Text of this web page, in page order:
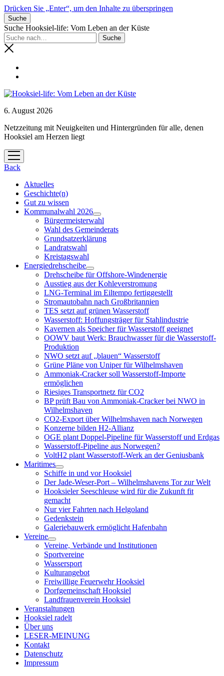
Drücken Sie „Enter“, um den Inhalte zu überspringen
Suche
Suche Hooksiel-life: Vom Leben an der Küste
6. August 2026
Netzzeitung mit Neuigkeiten und Hintergründen für alle, denen
Hooksiel am Herzen liegt
Menü
öffnen
Back
Aktuelles
Geschichte(n)
Gut zu wissen
Kommunalwahl 2026
Menü
öffnen
Bürgermeisterwahl
Wahl des Gemeinderats
Grundsatzerklärung
Landratswahl
Kreistagswahl
Energiedrehscheibe
Menü
öffnen
Drehscheibe für Offshore-Windenergie
Ausstieg aus der Kohleverstromung
LNG-Terminal im Eiltempo fertiggestellt
Stromautobahn nach Großbritannien
TES setzt auf grünen Wasserstoff
Wasserstoff: Hoffungsträger für Stahlindustrie
Kavernen als Speicher für Wasserstoff geeignet
OOWV baut Werk: Brauchwasser für die Wasserstoff-
Produktion
NWO setzt auf „blauen“ Wasserstoff
Grüne Pläne von Uniper für Wilhelmshaven
Ammoniak-Cracker soll Wasserstoff-Importe
ermöglichen
Riesiges Transportnetz für CO2
BP prüft Bau von Ammoniak-Cracker bei NWO in
Wilhelmshaven
CO2-Export über Wilhelmshaven nach Norwegen
Konzerne bilden H2-Allianz
OGE plant Doppel-Pipeline für Wasserstoff und Erdgas
Wasserstoff-Pipeline aus Norwegen?
VoltH2 plant Wasserstoff-Werk an der Geniusbank
Maritimes
Menü
öffnen
Schiffe in und vor Hooksiel
Der Jade-Weser-Port – Wilhelmshavens Tor zur Welt
Hooksieler Seeschleuse wird für die Zukunft fit
gemacht
Nur vier Fahrten nach Helgoland
Gedenkstein
Galeriebauwerk ermöglicht Hafenbahn
Vereine
Menü
öffnen
Vereine, Verbände und Institutionen
Sportvereine
Wassersport
Kulturangebot
Freiwillige Feuerwehr Hooksiel
Dorfgemeinschaft Hooksiel
Landfrauenverein Hooksiel
Veranstaltungen
Hooksiel radelt
Über uns
LESER-MEINUNG
Kontakt
Datenschutz
Impressum